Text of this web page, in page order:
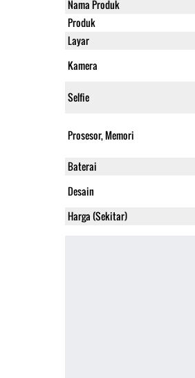
Nama Produk
Produk
Layar
Kamera
Selfie
Prosesor, Memori
Baterai
Desain
Harga (Sekitar)